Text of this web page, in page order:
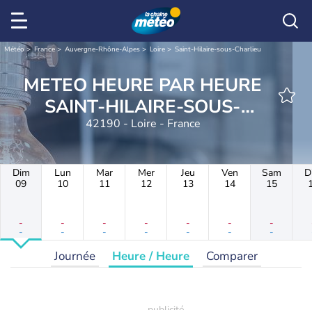
Météo France Auvergne-Rhône-Alpes Loire Saint-Hilaire-sous-Charlieu
METEO HEURE PAR HEURE
SAINT-HILAIRE-SOUS-
CHARLIEU
42190 - Loire - France
Dim
09
-
-
Lun
10
-
-
Mar
11
-
-
Mer
12
-
-
Jeu
13
-
-
Ven
14
-
-
Sam
15
-
-
Journée Heure / Heure Comparer